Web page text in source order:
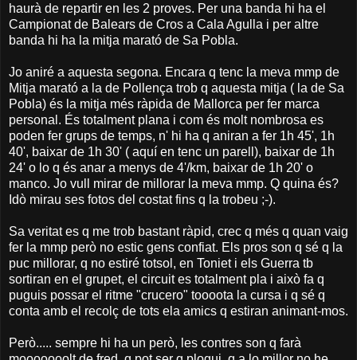
haurà de repartir en les 2 proves. Per una banda hi ha el
Campionat de Balears de Cros a Cala Agulla i per altre
banda hi ha la mitja marató de Sa Pobla.
Jo aniré a aquesta segona. Encara q tenc la meva mmp de
Mitja marató a la de Pollença trob q aquesta mitja ( la de Sa
Pobla) és la mitja més ràpida de Mallorca per fer marca
personal. És totalment plana i com és molt nombrosa es
poden fer grups de temps, n' hi ha q aniran a fer 1h 45', 1h
40', baixar de 1h 30' ( aquí en tenc un parell), baixar de 1h
24' o lo q és anar a menys de 4'/km, baixar de 1h 20' o
manco. Jo vull mirar de millorar la meva mmp. Q quina és?
Idò mirau ses fotos del costat fins q la trobeu ;-).
Sa veritat es q me trob bastant ràpid, crec q més q quan vaig
fer la mmp però no estic gens confiat. Els pros son q sé q la
puc millorar, q no estiré totsol, en Toniet i els Guerra tb
sortiran en el grupet, el circuit es totalment pla i això fa q
puguis possar el ritme "crucero" toooota la cursa i q sé q
conta amb el recolç de tots ela amics q estiran animant-mos.
Però..... sempre hi ha un però, les contres son q farà